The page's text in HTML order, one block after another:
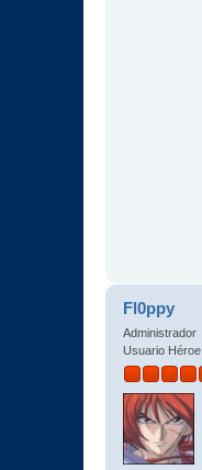
Fl0ppy
Administrador
Usuario Héroe